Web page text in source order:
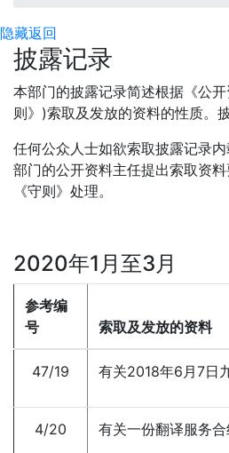
隐藏返回
披露记录
本部门的披露记录简述根据《公
则》)索取及发放的资料的性质。
任何公众人士如欲索取披露记录
部门的公开资料主任提出索取资
《守则》处理。
2020年1月至3月
参考编
号
索取及发放的资料
47/19 有关2018年6月7日
4/20 有关一份翻译服务